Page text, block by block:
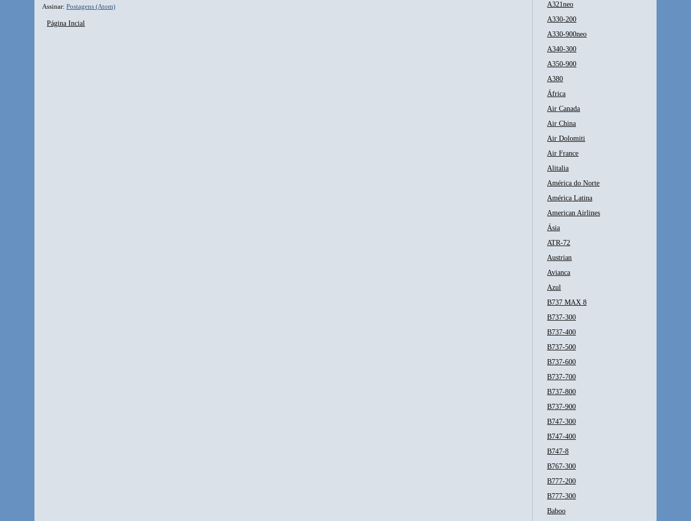
Assinar:Postagens (Atom)
Página Incial
A321neo
A330-200
A330-900neo
A340-300
A350-900
A380
África
Air Canada
Air China
Air Dolomiti
Air France
Alitalia
América do Norte
América Latina
American Airlines
Ásia
ATR-72
Austrian
Avianca
Azul
B737 MAX 8
B737-300
B737-400
B737-500
B737-600
B737-700
B737-800
B737-900
B747-300
B747-400
B747-8
B767-300
B777-200
B777-300
Baboo